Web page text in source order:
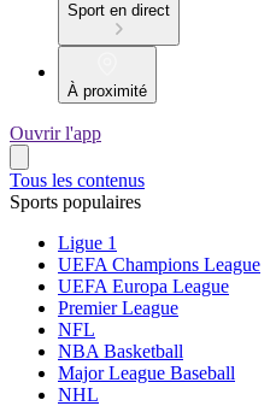
Sport en direct
À proximité
Ouvrir l'app
Tous les contenus
Sports populaires
Ligue 1
UEFA Champions League
UEFA Europa League
Premier League
NFL
NBA Basketball
Major League Baseball
NHL